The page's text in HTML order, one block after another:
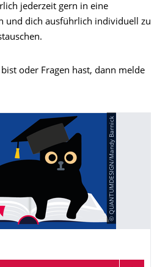
jederzeit gern in eine
und dich ausführlich individuell zu
oder Fragen hast, dann melde
© QUANTUMDESIGN/Mandy Barnick